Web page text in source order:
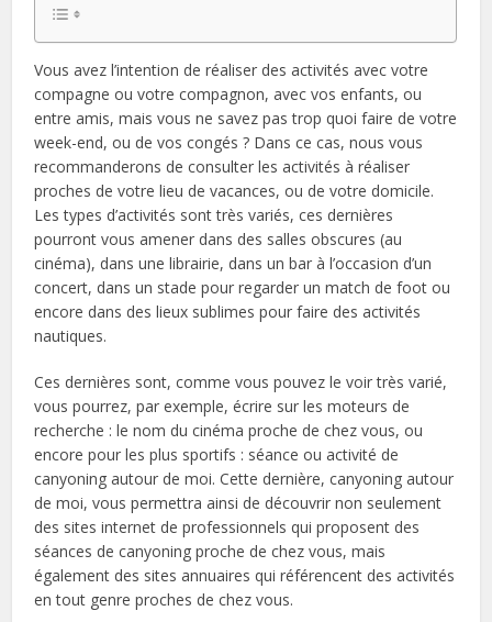
Vous avez l’intention de réaliser des activités avec votre
compagne ou votre compagnon, avec vos enfants, ou
entre amis, mais vous ne savez pas trop quoi faire de votre
week-end, ou de vos congés ? Dans ce cas, nous vous
recommanderons de consulter les activités à réaliser
proches de votre lieu de vacances, ou de votre domicile.
Les types d’activités sont très variés, ces dernières
pourront vous amener dans des salles obscures (au
cinéma), dans une librairie, dans un bar à l’occasion d’un
concert, dans un stade pour regarder un match de foot ou
encore dans des lieux sublimes pour faire des activités
nautiques.
Ces dernières sont, comme vous pouvez le voir très varié,
vous pourrez, par exemple, écrire sur les moteurs de
recherche : le nom du cinéma proche de chez vous, ou
encore pour les plus sportifs : séance ou activité de
canyoning autour de moi. Cette dernière, canyoning autour
de moi, vous permettra ainsi de découvrir non seulement
des sites internet de professionnels qui proposent des
séances de canyoning proche de chez vous, mais
également des sites annuaires qui référencent des activités
en tout genre proches de chez vous.